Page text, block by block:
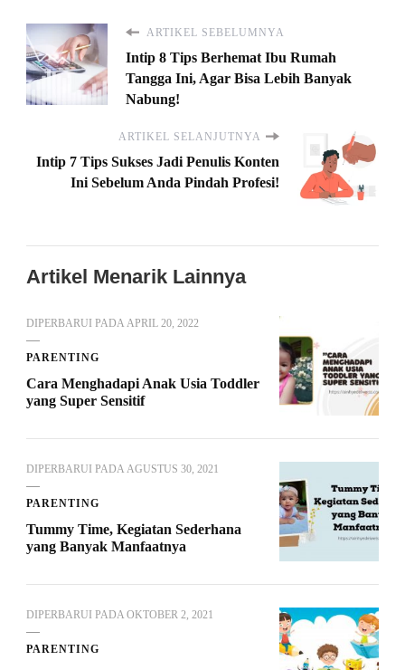
ARTIKEL SEBELUMNYA
Intip 8 Tips Berhemat Ibu Rumah
Tangga Ini, Agar Bisa Lebih Banyak
Nabung!
ARTIKEL SELANJUTNYA
Intip 7 Tips Sukses Jadi Penulis Konten
Ini Sebelum Anda Pindah Profesi!
Artikel Menarik Lainnya
DIPERBARUI PADA APRIL 20, 2022
PARENTING
Cara Menghadapi Anak Usia Toddler
yang Super Sensitif
DIPERBARUI PADA AGUSTUS 30, 2021
PARENTING
Tummy Time, Kegiatan Sederhana
yang Banyak Manfaatnya
DIPERBARUI PADA OKTOBER 2, 2021
PARENTING